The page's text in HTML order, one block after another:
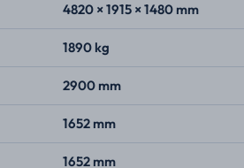
4820 × 1915 × 1480 mm
1890 kg
2900 mm
1652 mm
1652 mm